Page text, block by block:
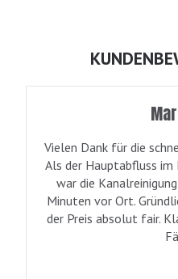
Vielen Dank für die
Als der Hauptabfluss
war die
Minuten vor Ort.
der Preis absolut fair.